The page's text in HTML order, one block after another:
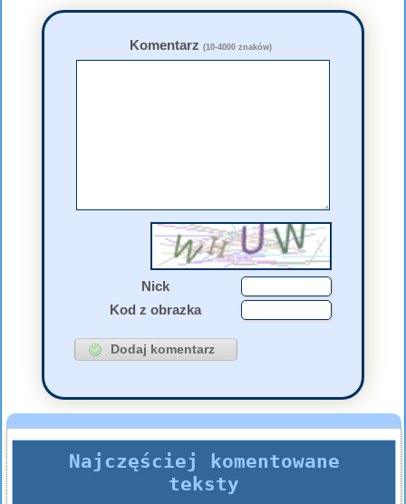
Komentarz (10-4000 znaków)
Nick
Kod z obrazka
Najczęściej komentowane
teksty